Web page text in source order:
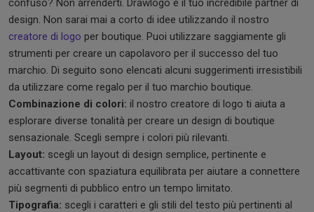
design. Non sarai mai a corto di idee utilizzando il nostro
creatore di logo per boutique. Puoi utilizzare saggiamente gli
strumenti per creare un capolavoro per il successo del tuo
marchio. Di seguito sono elencati alcuni suggerimenti irresistibili
da utilizzare come regalo per il tuo marchio boutique.
Combinazione di colori: il nostro creatore di logo ti aiuta a
esplorare diverse tonalità per creare un design di boutique
sensazionale. Scegli sempre i colori più rilevanti.
Layout: scegli un layout di design semplice, pertinente e
accattivante con spaziatura equilibrata per aiutare a connettere
più segmenti di pubblico entro un tempo limitato.
Tipografia: scegli i caratteri e gli stili del testo più pertinenti al